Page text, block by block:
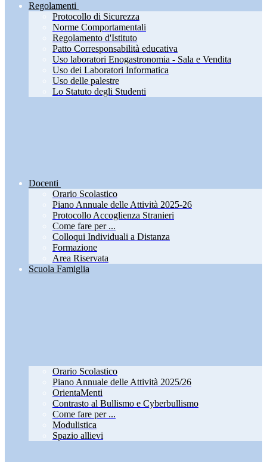
Regolamenti
Protocollo di Sicurezza
Norme Comportamentali
Regolamento d'Istituto
Patto Corresponsabilità educativa
Uso laboratori Enogastronomia - Sala e Vendita
Uso dei Laboratori Informatica
Uso delle palestre
Lo Statuto degli Studenti
Docenti
Orario Scolastico
Piano Annuale delle Attività 2025-26
Protocollo Accoglienza Stranieri
Come fare per ...
Colloqui Individuali a Distanza
Formazione
Area Riservata
Scuola Famiglia
Orario Scolastico
Piano Annuale delle Attività 2025/26
OrientaMenti
Contrasto al Bullismo e Cyberbullismo
Come fare per ...
Modulistica
Spazio allievi